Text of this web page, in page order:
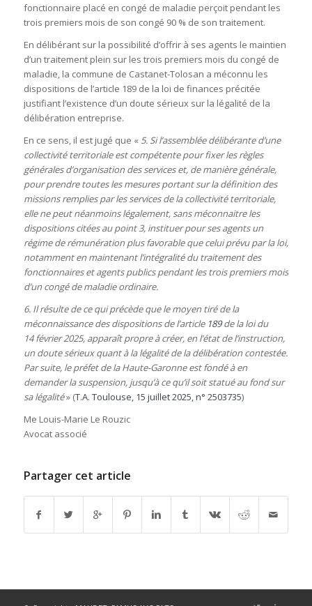
fonctionnaire placé en congé de maladie perçoit pendant les
trois premiers mois de son congé 90 % de son traitement.
En délibérant sur la possibilité d’offrir à ses agents le maintien
d’un traitement plein sur les trois premiers mois du congé de
maladie, la commune de Castanet-Tolosan a méconnu les
dispositions de l’article 189 de la loi de finances précitée
justifiant l’existence d’un doute sérieux sur la légalité de la
délibération entreprise.
En ce sens, il est jugé que « 5. Si l’assemblée délibérante d’une
collectivité territoriale est compétente pour fixer les règles
générales d’organisation des services et, de manière générale,
pour prendre toutes les mesures portant sur la définition des
missions remplies par les services de la collectivité territoriale,
elle ne peut néanmoins légalement, sans méconnaitre les
dispositions citées au point 3, instituer pour ses agents un
régime de rémunération plus favorable que celui prévu par la loi,
notamment en maintenant l’intégralité du traitement des
fonctionnaires et agents publics pendant les trois premiers mois
d’un congé de maladie ordinaire.
6. Il résulte de ce qui précède que le moyen tiré de la
méconnaissance des dispositions de l’article 189de la loi du
14 février 2025, apparaît propre à créer, en l’état de l’instruction,
un doute sérieux quant à la légalité de la délibération contestée.
Par suite, le préfet de la Haute-Garonne est fondé à en
demander la suspension, jusqu’à ce qu’il soit statué au fond sur
sa légalité» (T.A. Toulouse, 15 juillet 2025, n° 2503735)
Me Louis-Marie Le Rouzic
Avocat associé
Partager cet article